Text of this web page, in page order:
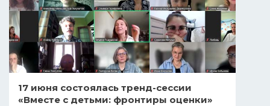
17 июня состоялась тренд-сессии
«Вместе с детьми: фронтиры оценки»